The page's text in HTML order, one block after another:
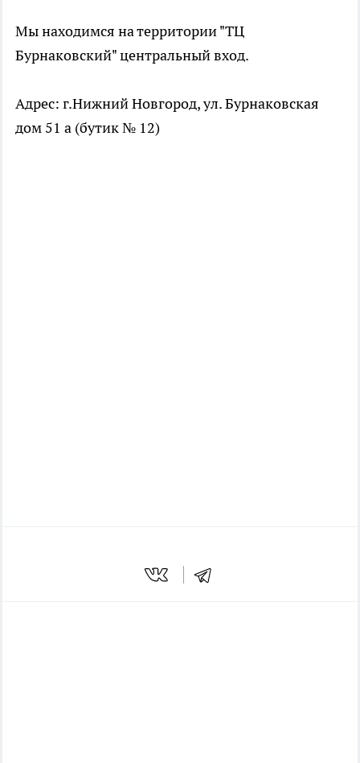
Мы находимся на территории "ТЦ
Бурнаковский" центральный вход.
Адрес: г.Нижний Новгород, ул. Бурнаковская
дом 51 а (бутик № 12)